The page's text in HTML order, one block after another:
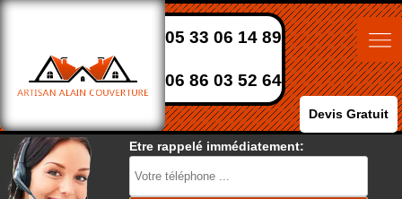
05 33 06 14 89
06 86 03 52 64
Devis Gratuit
Etre rappelé immédiatement: